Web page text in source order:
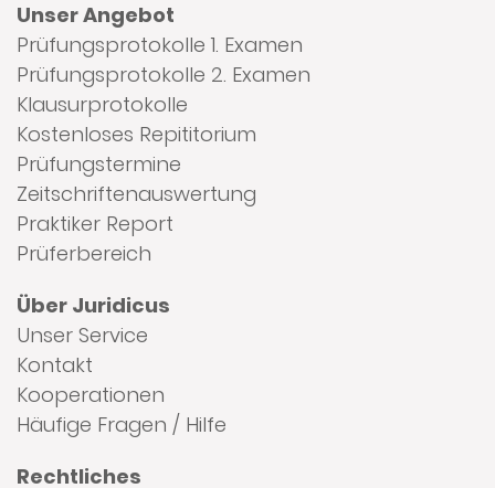
Unser Angebot
Prüfungsprotokolle 1. Examen
Prüfungsprotokolle 2. Examen
Klausurprotokolle
Kostenloses Repititorium
Prüfungstermine
Zeitschriftenauswertung
Praktiker Report
Prüferbereich
Über Juridicus
Unser Service
Kontakt
Kooperationen
Häufige Fragen / Hilfe
Rechtliches